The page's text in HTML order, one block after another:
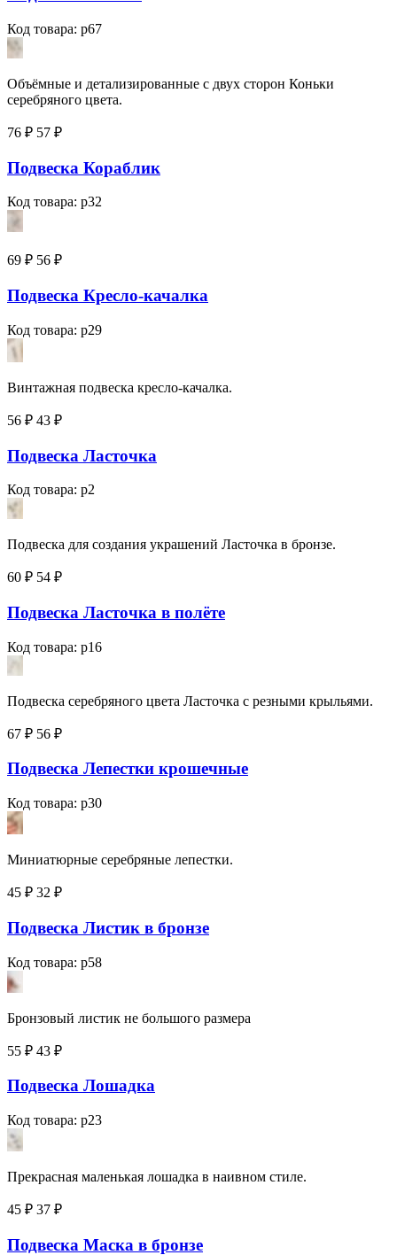
Код товара: p67
Объёмные и детализированные с двух сторон Коньки
серебряного цвета.
76 ₽ 57 ₽
Подвеска Кораблик
Код товара: p32
69 ₽ 56 ₽
Подвеска Кресло-качалка
Код товара: p29
Винтажная подвеска кресло-качалка.
56 ₽ 43 ₽
Подвеска Ласточка
Код товара: p2
Подвеска для создания украшений Ласточка в бронзе.
60 ₽ 54 ₽
Подвеска Ласточка в полёте
Код товара: p16
Подвеска серебряного цвета Ласточка с резными крыльями.
67 ₽ 56 ₽
Подвеска Лепестки крошечные
Код товара: p30
Миниатюрные серебряные лепестки.
45 ₽ 32 ₽
Подвеска Листик в бронзе
Код товара: p58
Бронзовый листик не большого размера
55 ₽ 43 ₽
Подвеска Лошадка
Код товара: p23
Прекрасная маленькая лошадка в наивном стиле.
45 ₽ 37 ₽
Подвеска Маска в бронзе